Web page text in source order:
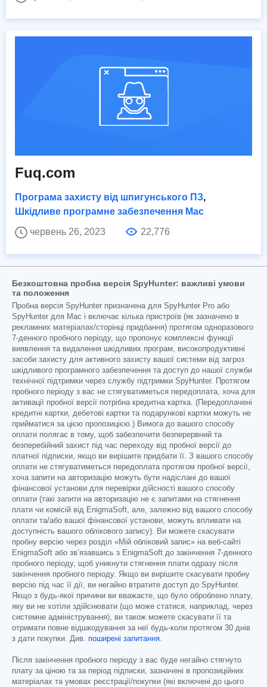
Fuq.com
Програма захисту від шпигунського ПЗ,
Шкідливе програмне забезпечення Mac
червень 26, 2023
22,776
Безкоштовна пробна версія SpyHunter: важливі умови
та положення
Пробна версія SpyHunter призначена для SpyHunter Pro або
SpyHunter для Mac і включає кілька пристроїв (як зазначено в
рекламних матеріалах/сторінці придбання) протягом одноразового
7-денного пробного періоду, що пропонує комплексні функції
виявлення та видалення шкідливих програм, високопродуктивні
засоби захисту для активного захисту вашої системи від загроз
шкідливого програмного забезпечення та доступ до нашої служби
технічної підтримки через службу підтримки SpyHunter. Протягом
пробного періоду з вас не стягуватиметься передоплата, хоча для
активації пробної версії потрібна кредитна картка. (Передоплачені
кредитні картки, дебетові картки та подарункові картки можуть не
прийматися за цією пропозицією.) Вимога до вашого способу
оплати полягає в тому, щоб забезпечити безперервний та
безперебійний захист під час переходу від пробної версії до
платної підписки, якщо ви вирішите придбати її. З вашого способу
оплати не стягуватиметься передоплата протягом пробної версії,
хоча запити на авторизацію можуть бути надіслані до вашої
фінансової установи для перевірки дійсності вашого способу
оплати (такі запити на авторизацію не є запитами на стягнення
плати чи комісій від EnigmaSoft, але, залежно від вашого способу
оплати та/або вашої фінансової установи, можуть впливати на
доступність вашого облікового запису). Ви можете скасувати
пробну версію через розділ «Мій обліковий запис» на веб-сайті
EnigmaSoft або зв’язавшись з EnigmaSoft до закінчення 7-денного
пробного періоду, щоб уникнути стягнення плати одразу після
закінчення пробного періоду. Якщо ви вирішите скасувати пробну
версію під час її дії, ви негайно втратите доступ до SpyHunter.
Якщо з будь-якої причини ви вважаєте, що було оброблено плату,
яку ви не хотіли здійснювати (що може статися, наприклад, через
системне адміністрування), ви також можете скасувати її та
отримати повне відшкодування за неї будь-коли протягом 30 днів
з дати покупки. Див. поширені запитання
Після закінчення пробного періоду з вас буде негайно стягнуто
плату за ціною та за період підписки, зазначені в пропозиційних
матеріалах та умовах реєстрації/покупки (які включені до цього